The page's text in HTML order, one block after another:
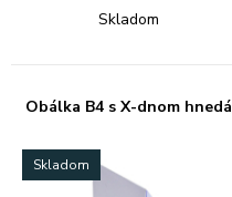
Skladom
Obálka B4 s X-dnom hnedá
Skladom